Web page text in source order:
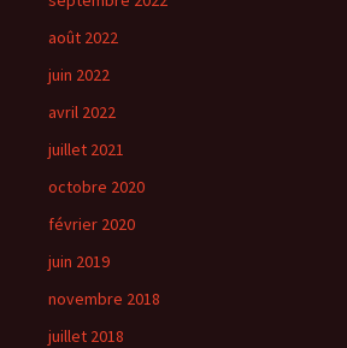
août 2022
juin 2022
avril 2022
juillet 2021
octobre 2020
février 2020
juin 2019
novembre 2018
juillet 2018